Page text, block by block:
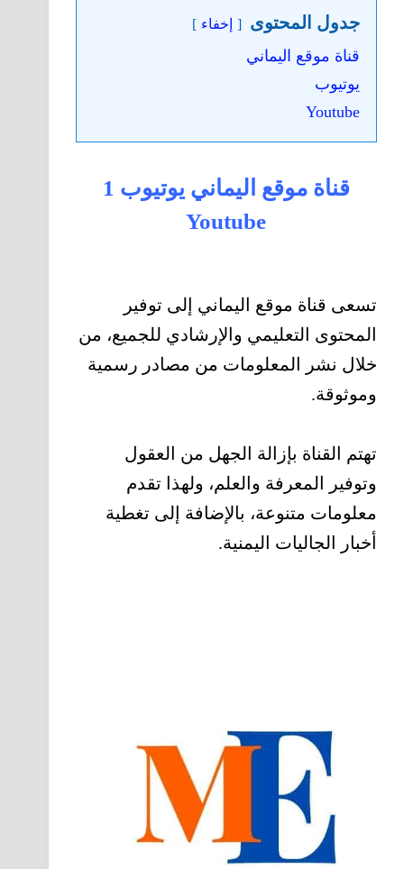
جدول المحتوى إخفاء
قناة موقع اليماني
يوتيوب
Youtube
قناة موقع اليماني يوتيوب 1
Youtube
تسعى قناة موقع اليماني إلى توفير
المحتوى التعليمي والإرشادي للجميع، من
خلال نشر المعلومات من مصادر رسمية
وموثوقة.
تهتم القناة بإزالة الجهل من العقول
وتوفير المعرفة والعلم، ولهذا تقدم
معلومات متنوعة، بالإضافة إلى تغطية
أخبار الجاليات اليمنية.